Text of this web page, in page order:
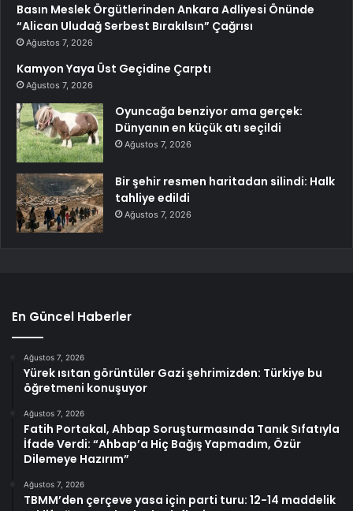
Basın Meslek Örgütlerinden Ankara Adliyesi Önünde
“Alican Uludağ Serbest Bırakılsın” Çağrısı
Ağustos 7, 2026
Kamyon Yaya Üst Geçidine Çarptı
Ağustos 7, 2026
Oyuncağa benziyor ama gerçek:
Dünyanın en küçük atı seçildi
Ağustos 7, 2026
Bir şehir resmen haritadan silindi: Halk
tahliye edildi
Ağustos 7, 2026
En Güncel Haberler
Ağustos 7, 2026
Yürek ısıtan görüntüler Gazi şehrimizden: Türkiye bu
öğretmeni konuşuyor
Ağustos 7, 2026
Fatih Portakal, Ahbap Soruşturmasında Tanık Sıfatıyla
İfade Verdi: “Ahbap’a Hiç Bağış Yapmadım, Özür
Dilemeye Hazırım”
Ağustos 7, 2026
TBMM’den çerçeve yasa için parti turu: 12-14 maddelik